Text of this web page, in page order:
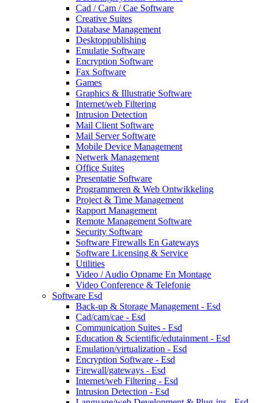
Cad / Cam / Cae Software
Creative Suites
Database Management
Desktoppublishing
Emulatie Software
Encryption Software
Fax Software
Games
Graphics & Illustratie Software
Internet/web Filtering
Intrusion Detection
Mail Client Software
Mail Server Software
Mobile Device Management
Netwerk Management
Office Suites
Presentatie Software
Programmeren & Web Ontwikkeling
Project & Time Management
Rapport Management
Remote Management Software
Security Software
Software Firewalls En Gateways
Software Licensing & Service
Utilities
Video / Audio Opname En Montage
Video Conference & Telefonie
Software Esd
Back-up & Storage Management - Esd
Cad/cam/cae - Esd
Communication Suites - Esd
Education & Scientific/edutainment - Esd
Emulation/virtualization - Esd
Encryption Software - Esd
Firewall/gateways - Esd
Internet/web Filtering - Esd
Intrusion Detection - Esd